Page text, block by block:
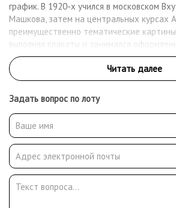
график. В 1920-х учился в московском
Машкова, затем на центральных курсах
преимущественно тематические
выполнял плакаты и занимался
сельскохозяйственной выставки в
парада физкультурников в Москве
выставки прошли в Москве (1963, 1971).
представлено в ряде региональных
частности в художественных музеях
Красноярска.
Задать вопрос по лоту